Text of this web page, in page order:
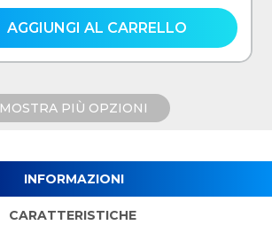
AGGIUNGI AL CARRELLO
MOSTRA PIÙ OPZIONI
INFORMAZIONI
CARATTERISTICHE